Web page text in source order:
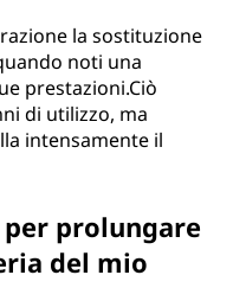
la sostituzione
noti una
prestazioni.Ciò
di utilizzo, ma
intensamente il
per prolungare
del mio